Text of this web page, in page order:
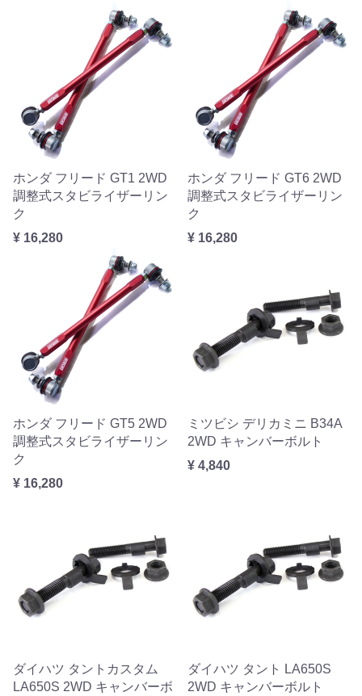
ホンダ フリード GT1 2WD
調整式スタビライザーリン
ク
¥ 16,280
ホンダ フリード GT6 2WD
調整式スタビライザーリン
ク
¥ 16,280
ホンダ フリード GT5 2WD
調整式スタビライザーリン
ク
¥ 16,280
ミツビシ デリカミニ B34A
2WD キャンバーボルト
¥ 4,840
ダイハツ タントカスタム
LA650S 2WD キャンバーボ
ダイハツ タント LA650S
2WD キャンバーボルト